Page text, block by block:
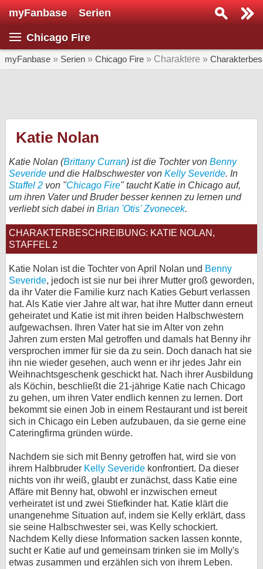
myFanbase Serien
Chicago Fire
myFanbase » Serien » Chicago Fire » Charaktere »
Katie Nolan
Katie Nolan (Brittany Curran) ist die Tochter von Benny
Severide und die Halbschwester von Kelly Severide. In
Staffel 2 von "Chicago Fire" taucht Katie in Chicago auf,
um ihren Vater und Bruder besser kennen zu lernen und
verliebt sich dabei in Brian 'Otis' Zvonecek.
CHARAKTERBESCHREIBUNG: KATIE NOLAN,
STAFFEL 2
Katie Nolan ist die Tochter von April Nolan und Benny
Severide, jedoch ist sie nur bei ihrer Mutter groß geworden,
da ihr Vater die Familie kurz nach Katies Geburt verlassen
hat. Als Katie vier Jahre alt war, hat ihre Mutter dann erneut
geheiratet und Katie ist mit ihren beiden Halbschwestern
aufgewachsen. Ihren Vater hat sie im Alter von zehn
Jahren zum ersten Mal getroffen und damals hat Benny ihr
versprochen immer für sie da zu sein. Doch danach hat sie
ihn nie wieder gesehen, auch wenn er ihr jedes Jahr ein
Weihnachtsgeschenk geschickt hat. Nach ihrer Ausbildung
als Köchin, beschließt die 21-jährige Katie nach Chicago
zu gehen, um ihren Vater endlich kennen zu lernen. Dort
bekommt sie einen Job in einem Restaurant und ist bereit
sich in Chicago ein Leben aufzubauen, da sie gerne eine
Cateringfirma gründen würde.
Nachdem sie sich mit Benny getroffen hat, wird sie von
ihrem Halbbruder Kelly Severide konfrontiert. Da dieser
nichts von ihr weiß, glaubt er zunächst, dass Katie eine
Affäre mit Benny hat, obwohl er inzwischen erneut
verheiratet ist und zwei Stiefkinder hat. Katie klärt die
unangenehme Situation auf, indem sie Kelly erklärt, dass
sie seine Halbschwester sei, was Kelly schockiert.
Nachdem Kelly diese Information sacken lassen konnte,
sucht er Katie auf und gemeinsam trinken sie im Molly's
etwas zusammen und erzählen sich von ihrem Leben.
Serie suchen...
SERIEN
KULTUR
Specials
SERVICE
Gewinnspiele
Forum
bei X
bei Facebook
Kontakt
Nutzungsbedingungen
Datenschutz
Cookie-Einstellungen
Desktop-Ansicht
myFanbase